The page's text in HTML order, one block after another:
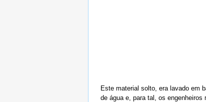
Este material solto, era lavado em
de água e, para tal, os